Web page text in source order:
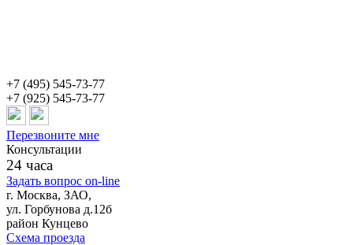
+7 (495) 545-73-77
+7 (925) 545-73-77
Перезвоните мне
Консультации
24 часа
Задать вопрос on-line
г. Москва, ЗАО,
ул. Горбунова д.12б
район Кунцево
Схема проезда